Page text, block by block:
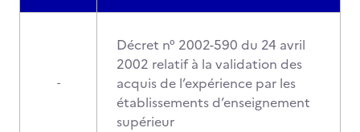
-
Décret n° 2002-590 du 24 avril
2002 relatif à la validation des
acquis de l’expérience par les
établissements d’enseignement
supérieur